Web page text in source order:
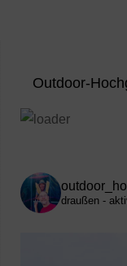
Outdoor-
draußen -